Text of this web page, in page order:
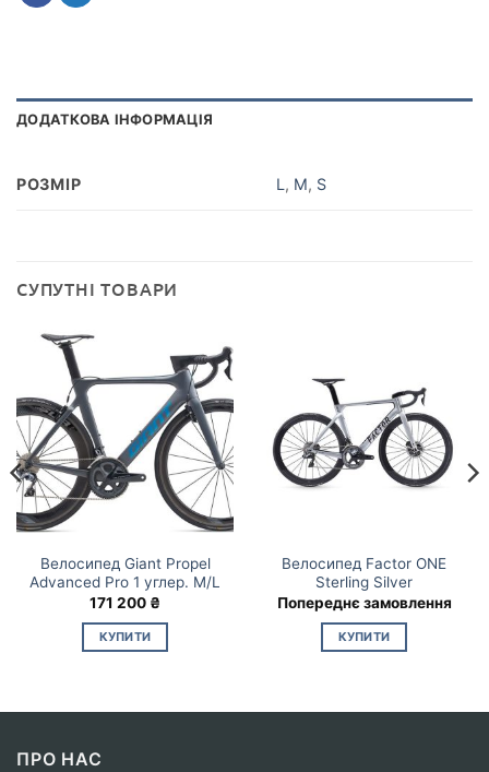
ДОДАТКОВА ІНФОРМАЦІЯ
РОЗМІР L , M, S
СУПУТНІ ТОВАРИ
Велосипед Giant Propel
Advanced Pro 1 углер. M/L
171 200 ₴
КУПИТИ
Велосипед Factor ONE
Sterling Silver
Попереднє замовлення
КУПИТИ
ПРО НАС